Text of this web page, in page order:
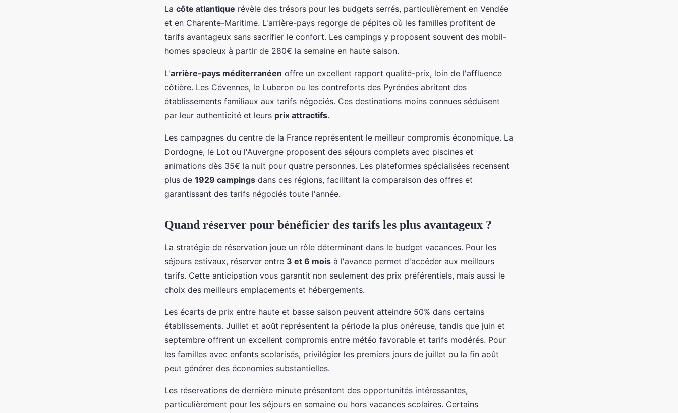
La côte atlantique révèle des trésors pour les budgets serrés, particulièrement en Vendée
et en Charente-Maritime. L'arrière-pays regorge de pépites où les familles profitent de
tarifs avantageux sans sacrifier le confort. Les campings y proposent souvent des mobil-
homes spacieux à partir de 280€ la semaine en haute saison.
L'arrière-pays méditerranéen offre un excellent rapport qualité-prix, loin de l'affluence
côtière. Les Cévennes, le Luberon ou les contreforts des Pyrénées abritent des
établissements familiaux aux tarifs négociés. Ces destinations moins connues séduisent
par leur authenticité et leurs prix attractifs.
Les campagnes du centre de la France représentent le meilleur compromis économique. La
Dordogne, le Lot ou l'Auvergne proposent des séjours complets avec piscines et
animations dès 35€ la nuit pour quatre personnes. Les plateformes spécialisées recensent
plus de 1929 campings dans ces régions, facilitant la comparaison des offres et
garantissant des tarifs négociés toute l'année.
Quand réserver pour bénéficier des tarifs les plus avantageux ?
La stratégie de réservation joue un rôle déterminant dans le budget vacances. Pour les
séjours estivaux, réserver entre 3 et 6 mois à l'avance permet d'accéder aux meilleurs
tarifs. Cette anticipation vous garantit non seulement des prix préférentiels, mais aussi le
choix des meilleurs emplacements et hébergements.
Les écarts de prix entre haute et basse saison peuvent atteindre 50% dans certains
établissements. Juillet et août représentent la période la plus onéreuse, tandis que juin et
septembre offrent un excellent compromis entre météo favorable et tarifs modérés. Pour
les familles avec enfants scolarisés, privilégier les premiers jours de juillet ou la fin août
peut générer des économies substantielles.
Les réservations de dernière minute présentent des opportunités intéressantes,
particulièrement pour les séjours en semaine ou hors vacances scolaires. Certains